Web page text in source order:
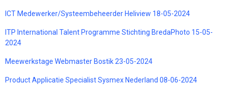
ICT Medewerker/Systeembeheerder Heliview 18-05-2024
ITP International Talent Programme Stichting BredaPhoto 15-05-
2024
Meewerkstage Webmaster Bostik 23-05-2024
Product Applicatie Specialist Sysmex Nederland 08-06-2024